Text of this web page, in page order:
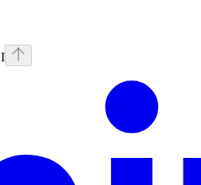
I